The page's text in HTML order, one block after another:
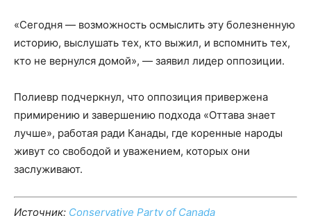
«Сегодня — возможность осмыслить эту болезненную
историю, выслушать тех, кто выжил, и вспомнить тех,
кто не вернулся домой», — заявил лидер оппозиции.
Полиевр подчеркнул, что оппозиция привержена
примирению и завершению подхода «Оттава знает
лучше», работая ради Канады, где коренные народы
живут со свободой и уважением, которых они
заслуживают.
Источник: Conservative Party of Canada